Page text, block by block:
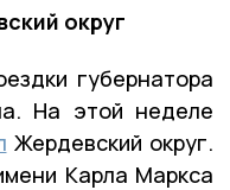
округ
губернатора
На этой неделе
Жердевский округ.
Карла Маркса